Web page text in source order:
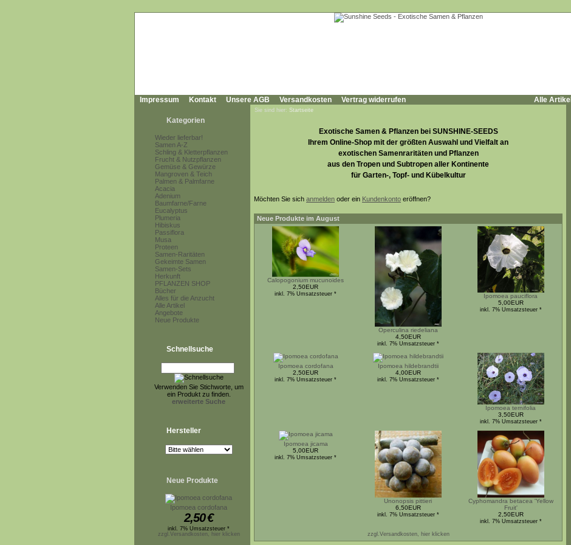
Impressum Kontakt Unsere AGB Versandkosten Vertrag widerrufen Alle Artikel
Kategorien
Wieder lieferbar!
Samen A-Z
Schling & Kletterpflanzen
Frucht & Nutzpflanzen
Gemüse & Gewürze
Mangroven & Teich
Palmen & Palmfarne
Acacia
Adenium
Baumfarne/Farne
Eucalyptus
Plumeria
Hibiskus
Passiflora
Musa
Proteen
Samen-Raritäten
Gekeimte Samen
Samen-Sets
Herkunft
PFLANZEN SHOP
Bücher
Alles für die Anzucht
Alle Artikel
Angebote
Neue Produkte
Schnellsuche
Verwenden Sie Stichworte, um
ein Produkt zu finden.
erweiterte Suche
Hersteller
Neue Produkte
Ipomoea cordofana
2,50€
inkl. 7% Umsatzsteuer *
zzgl.Versandkosten, hier klicken
Sie sind hier: Startseite
Exotische Samen & Pflanzen bei SUNSHINE-SEEDS
Ihrem Online-Shop mit der größten Auswahl und Vielfalt an
exotischen Samenraritäten und Pflanzen
aus den Tropen und Subtropen aller Kontinente
für Garten-, Topf- und Kübelkultur
Möchten Sie sich anmelden oder ein Kundenkonto eröffnen?
Neue Produkte im August
Calopogonium mucunoides
2,50EUR
inkl. 7% Umsatzsteuer *
Operculina riedeliana
4,50EUR
inkl. 7% Umsatzsteuer *
Ipomoea pauciflora
5,00EUR
inkl. 7% Umsatzsteuer *
Ipomoea cordofana
2,50EUR
inkl. 7% Umsatzsteuer *
Ipomoea hildebrandtii
4,00EUR
inkl. 7% Umsatzsteuer *
Ipomoea ternifolia
3,50EUR
inkl. 7% Umsatzsteuer *
Ipomoea jicama
5,00EUR
inkl. 7% Umsatzsteuer *
Unonopsis pittieri
6,50EUR
inkl. 7% Umsatzsteuer *
Cyphomandra betacea 'Yellow
Fruit'
2,50EUR
inkl. 7% Umsatzsteuer *
zzgl.Versandkosten, hier klicken